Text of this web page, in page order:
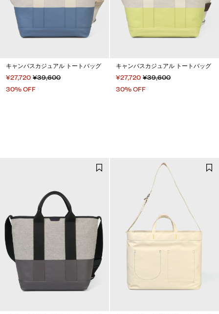
キャンバスカジュアル トートバッグ
¥27,720 ¥39,600
30% OFF
キャンバスカジュアル トートバッグ
¥27,720 ¥39,600
30% OFF